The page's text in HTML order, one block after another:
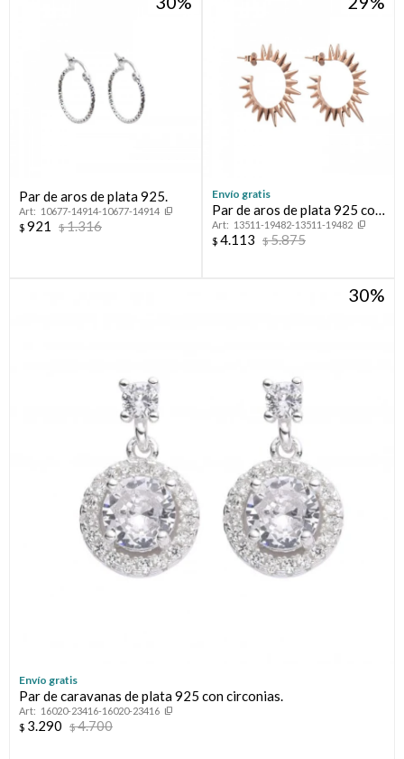
Par de aros de plata 925.
10677-14914-10677-14914
$ 921 $1.316
Envío gratis
Par de aros de plata 925 con
baño de oro rosado, SOLES.
13511-19482-13511-19482
$ 4.113 $5.875
30
Envío gratis
Par de caravanas de plata 925 con circonias.
16020-23416-16020-23416
$ 3.290 $4.700